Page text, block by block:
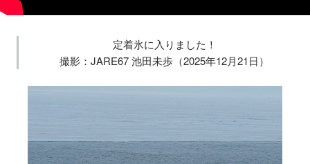
定着氷に入りました！
撮影：JARE67 池田未歩（2025年12月21日）